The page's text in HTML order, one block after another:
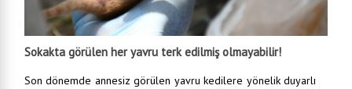
Sokakta görülen her yavru terk edilmiş olmayabilir!
Son dönemde annesiz görülen yavru kedilere yönelik duyarlı